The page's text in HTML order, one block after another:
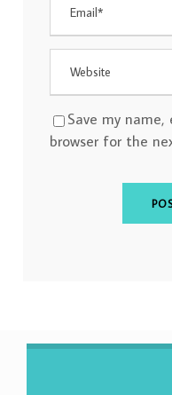
Save my
browser for the